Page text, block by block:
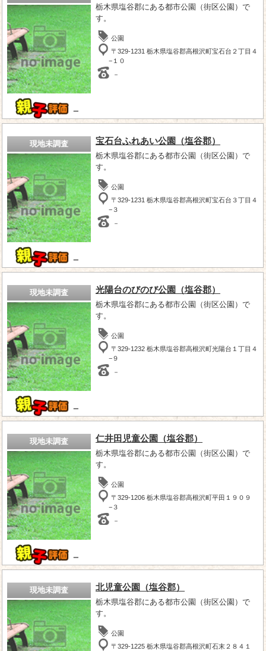
－
栃木県塩谷郡にある都市公園（街区公園）で
す。
公園
〒329-1231 栃木県塩谷郡高根沢町宝石台２丁目４
−１０
－
現地未調査
－
宝石台ふれあい公園（塩谷郡）
栃木県塩谷郡にある都市公園（街区公園）で
す。
公園
〒329-1231 栃木県塩谷郡高根沢町宝石台３丁目４
−３
－
現地未調査
－
光陽台のびのび公園（塩谷郡）
栃木県塩谷郡にある都市公園（街区公園）で
す。
公園
〒329-1232 栃木県塩谷郡高根沢町光陽台１丁目４
−９
－
現地未調査
－
仁井田児童公園（塩谷郡）
栃木県塩谷郡にある都市公園（街区公園）で
す。
公園
〒329-1206 栃木県塩谷郡高根沢町平田１９０９
−３
－
現地未調査 北児童公園（塩谷郡）
栃木県塩谷郡にある都市公園（街区公園）で
す。
公園
〒329-1225 栃木県塩谷郡高根沢町石末２８４１